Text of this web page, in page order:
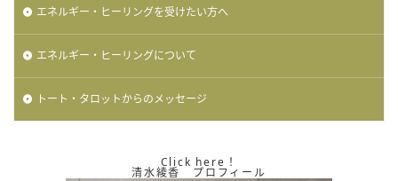
エネルギー・ヒーリングを受けたい方へ
エネルギー・ヒーリングについて
トート・タロットからのメッセージ
Click here！
清水綾香 プロフィール